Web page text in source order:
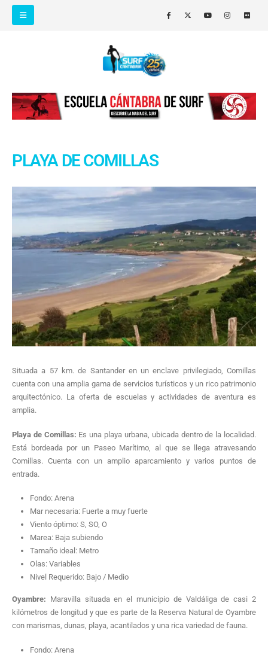
PLAYA DE COMILLAS
Situada a 57 km. de Santander en un enclave privilegiado, Comillas
cuenta con una amplia gama de servicios turísticos y un rico patrimonio
arquitectónico. La oferta de escuelas y actividades de aventura es
amplia.
Playa de Comillas: Es una playa urbana, ubicada dentro de la localidad.
Está bordeada por un Paseo Marítimo, al que se llega atravesando
Comillas. Cuenta con un amplio aparcamiento y varios puntos de
entrada.
Fondo: Arena
Mar necesaria: Fuerte a muy fuerte
Viento óptimo: S, SO, O
Marea: Baja subiendo
Tamaño ideal: Metro
Olas: Variables
Nivel Requerido: Bajo / Medio
Oyambre: Maravilla situada en el municipio de Valdáliga de casi 2
kilómetros de longitud y que es parte de la Reserva Natural de Oyambre
con marismas, dunas, playa, acantilados y una rica variedad de fauna.
Fondo: Arena